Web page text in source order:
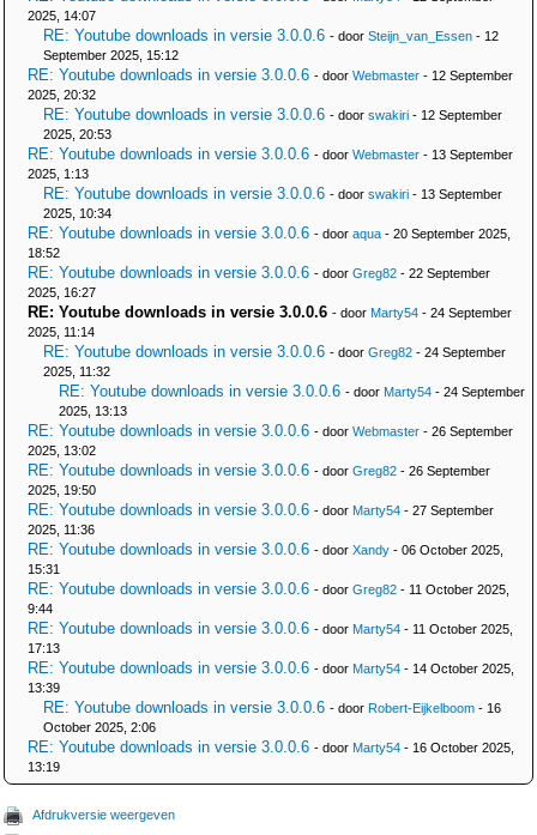
2025, 14:07
RE: Youtube downloads in versie 3.0.0.6 - door Steijn_van_Essen - 12
September 2025, 15:12
RE: Youtube downloads in versie 3.0.0.6 - door Webmaster - 12 September
2025, 20:32
RE: Youtube downloads in versie 3.0.0.6 - door swakiri - 12 September
2025, 20:53
RE: Youtube downloads in versie 3.0.0.6 - door Webmaster - 13 September
2025, 1:13
RE: Youtube downloads in versie 3.0.0.6 - door swakiri - 13 September
2025, 10:34
RE: Youtube downloads in versie 3.0.0.6 - door aqua - 20 September 2025,
18:52
RE: Youtube downloads in versie 3.0.0.6 - door Greg82 - 22 September
2025, 16:27
RE: Youtube downloads in versie 3.0.0.6 - door Marty54 - 24 September
2025, 11:14
RE: Youtube downloads in versie 3.0.0.6 - door Greg82 - 24 September
2025, 11:32
RE: Youtube downloads in versie 3.0.0.6 - door Marty54 - 24 September
2025, 13:13
RE: Youtube downloads in versie 3.0.0.6 - door Webmaster - 26 September
2025, 13:02
RE: Youtube downloads in versie 3.0.0.6 - door Greg82 - 26 September
2025, 19:50
RE: Youtube downloads in versie 3.0.0.6 - door Marty54 - 27 September
2025, 11:36
RE: Youtube downloads in versie 3.0.0.6 - door Xandy - 06 October 2025,
15:31
RE: Youtube downloads in versie 3.0.0.6 - door Greg82 - 11 October 2025,
9:44
RE: Youtube downloads in versie 3.0.0.6 - door Marty54 - 11 October 2025,
17:13
RE: Youtube downloads in versie 3.0.0.6 - door Marty54 - 14 October 2025,
13:39
RE: Youtube downloads in versie 3.0.0.6 - door Robert-Eijkelboom - 16
October 2025, 2:06
RE: Youtube downloads in versie 3.0.0.6 - door Marty54 - 16 October 2025,
13:19
Afdrukversie weergeven